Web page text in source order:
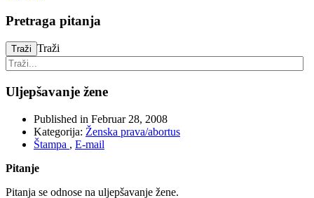
Pretraga pitanja
Traži Traži
Uljepšavanje žene
Published in Februar 28, 2008
Kategorija: Ženska prava/abortus
Štampa , E-mail
Pitanje
Pitanja se odnose na uljepšavanje žene.